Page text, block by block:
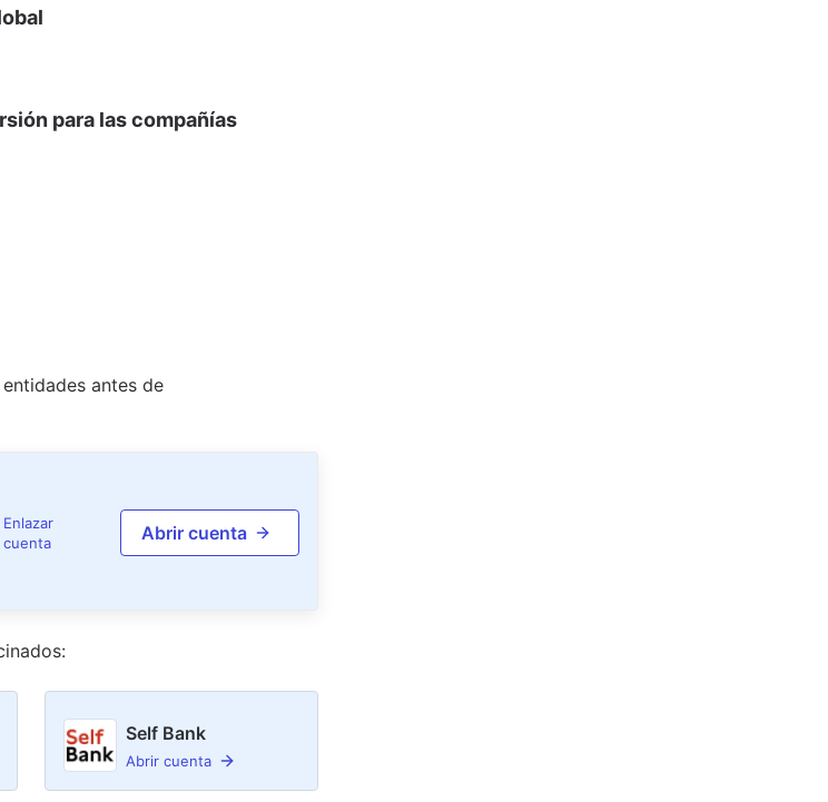
para las compañías
antes de
Enlazar
cuenta
Abrir cuenta
s:
Self Bank
Abrir cuenta